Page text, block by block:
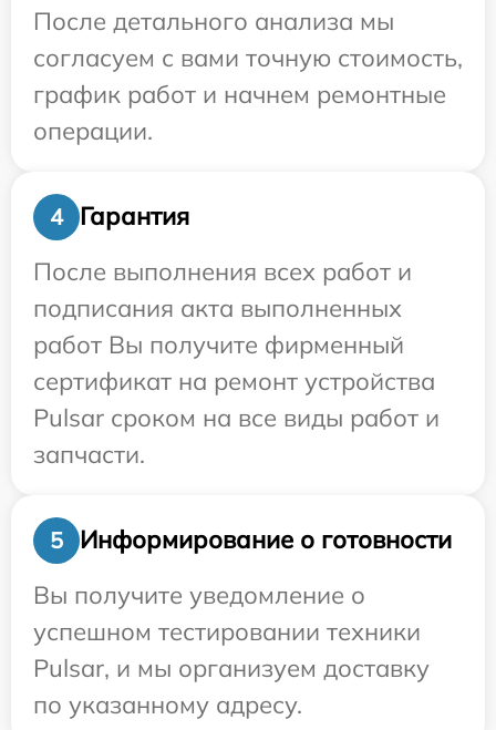
После детального анализа мы
согласуем с вами точную стоимость,
график работ и начнем ремонтные
операции.
4
Гарантия
После выполнения всех работ и
подписания акта выполненных
работ Вы получите фирменный
сертификат на ремонт устройства
Pulsar сроком на все виды работ и
запчасти.
5
Информирование о готовности
Вы получите уведомление о
успешном тестировании техники
Pulsar, и мы организуем доставку
по указанному адресу.